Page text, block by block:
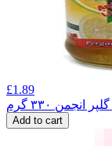
£1.89
انجمن ۳۳۰ گرم
Add to cart